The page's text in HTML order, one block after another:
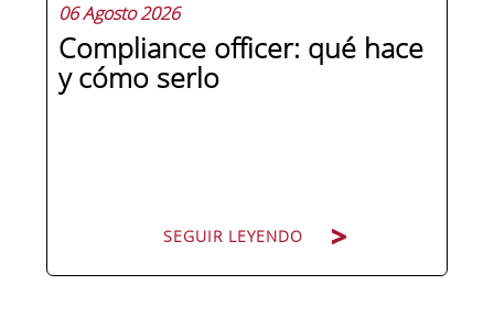
06 Agosto 2026
Compliance officer: qué hace
y cómo serlo
SEGUIR LEYENDO